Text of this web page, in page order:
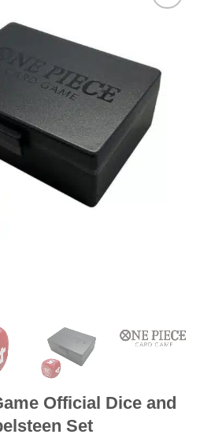
Official Dice and
Set